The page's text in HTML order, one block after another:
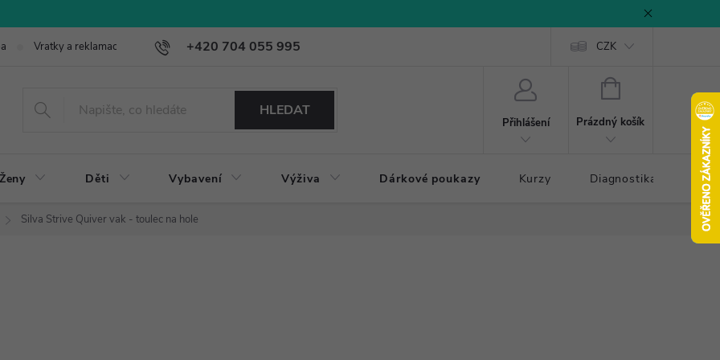
+420 704 055 995
Vratky a reklamace CZK
HLEDAT
Přihlášení
NÁKUPNÍ
Prázdný košík
Ženy Děti Vybavení Výživa Dárkové poukazy Kurzy Diagnostika došlapu
Silva Strive Quiver vak - toulec na hole